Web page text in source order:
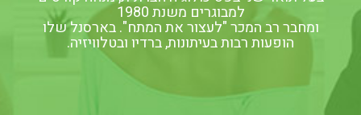
למבוגרים משנת 1980
ומחבר רב המכר "לעצור את המתח". בארסנל שלו
הופעות רבות בעיתונות, ברדיו ובטלוויזיה.